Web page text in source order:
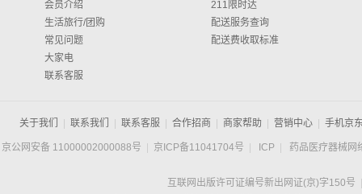
会员介绍
生活旅行/团购
常见问题
大家电
联系客服
211限时达
配送服务查询
配送费收取标准
关于我们 联系我们 联系客服 合作招商 商家帮助 营销中心 手机京
京公网安备 11000002000088号 京ICP备11041704号 ICP 药品医疗器械网
互联网出版许可证编号新出网证(京)字150号